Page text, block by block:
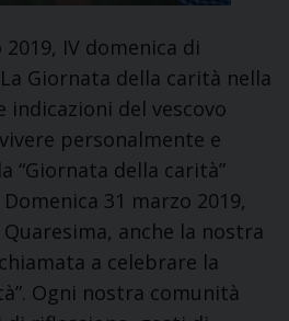
IV domenica di
Giornata della carità nella
indicazioni del vescovo
personalmente e
“Giornata della carità”
31 marzo 2019,
anche la nostra
a celebrare la
Ogni nostra comunità